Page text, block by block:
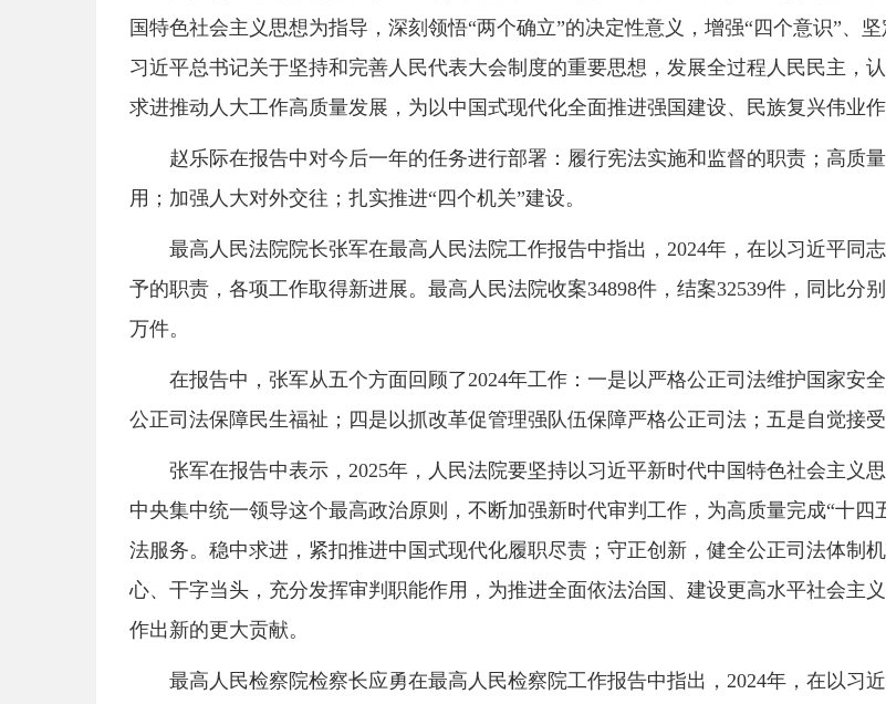
国特色社会主义思想为指导，深刻领悟“两个确立”的决定性意义，增强“四个意识”、
习近平总书记关于坚持和完善人民代表大会制度的重要思想，发展全过程人民民主，
求进推动人大工作高质量发展，为以中国式现代化全面推进强国建设、民族复兴伟业作
赵乐际在报告中对今后一年的任务进行部署：履行宪法实施和监督的职责；高质
用；加强人大对外交往；扎实推进“四个机关”建设。
最高人民法院院长张军在最高人民法院工作报告中指出，2024年，在以习近平同
予的职责，各项工作取得新进展。最高人民法院收案34898件，结案32539件，同比分
万件。
在报告中，张军从五个方面回顾了2024年工作：一是以严格公正司法维护国家安
公正司法保障民生福祉；四是以抓改革促管理强队伍保障严格公正司法；五是自觉接受
张军在报告中表示，2025年，人民法院要坚持以习近平新时代中国特色社会主义
中央集中统一领导这个最高政治原则，不断加强新时代审判工作，为高质量完成“十
法服务。稳中求进，紧扣推进中国式现代化履职尽责；守正创新，健全公正司法体制
心、干字当头，充分发挥审判职能作用，为推进全面依法治国、建设更高水平社会主
作出新的更大贡献。
最高人民检察院检察长应勇在最高人民检察院工作报告中指出，2024年，在以习